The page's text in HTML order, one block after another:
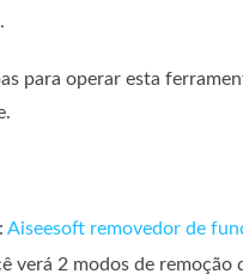
para operar esta
Aiseesoft removedor de
verá 2 modos de remoção